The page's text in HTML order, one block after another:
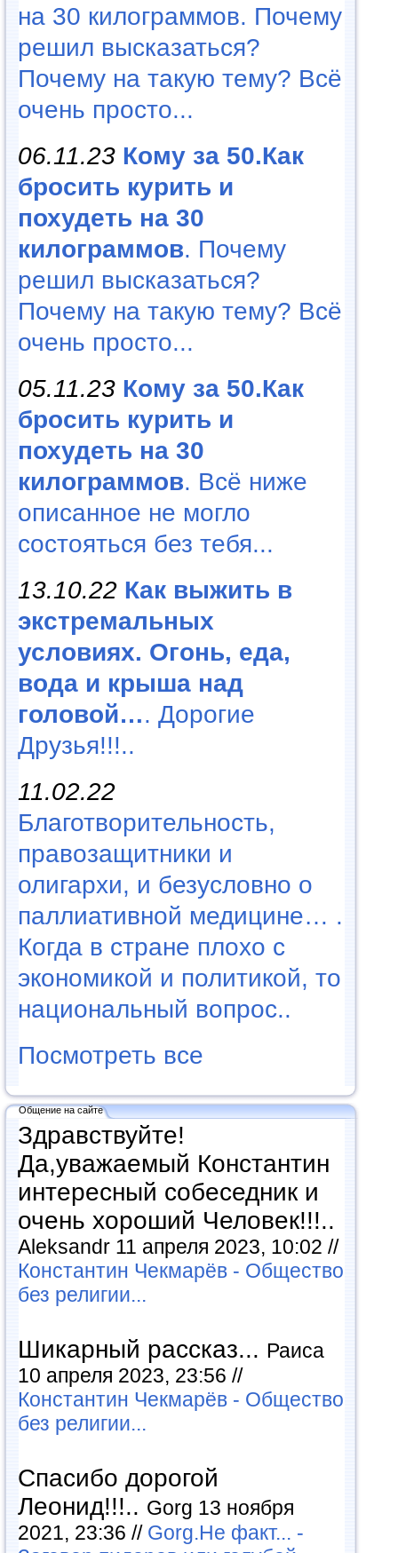
на 30 килограммов. Почему
решил высказаться?
Почему на такую тему? Всё
очень просто...
06.11.23 Кому за 50.Как
бросить курить и
похудеть на 30
килограммов. Почему
решил высказаться?
Почему на такую тему? Всё
очень просто...
05.11.23 Кому за 50.Как
бросить курить и
похудеть на 30
килограммов. Всё ниже
описанное не могло
состояться без тебя...
13.10.22 Как выжить в
экстремальных
условиях. Огонь, еда,
вода и крыша над
головой…. Дорогие
Друзья!!!..
11.02.22
Благотворительность,
правозащитники и
олигархи, и безусловно о
паллиативной медицине… .
Когда в стране плохо с
экономикой и политикой, то
национальный вопрос..
Посмотреть все
Общение на сайте
Здравствуйте!
Да,уважаемый Константин
интересный собеседник и
очень хороший Человек!!!..
Aleksandr 11 апреля 2023, 10:02 //
Константин Чекмарёв - Общество
без религии...
Шикарный рассказ... Раиса
10 апреля 2023, 23:56 //
Константин Чекмарёв - Общество
без религии...
Спасибо дорогой
Леонид!!!.. Gorg 13 ноября
2021, 23:36 // Gorg.Не факт... -